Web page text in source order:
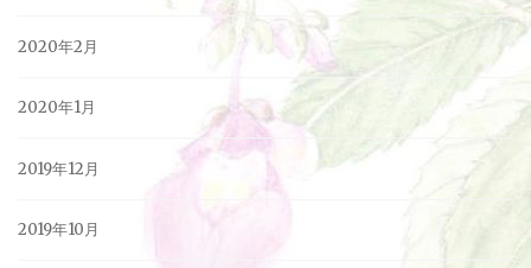
2020年2月
2020年1月
2019年12月
2019年10月